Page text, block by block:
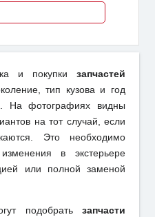
и покупки запчастей
тип кузова и год
На фотографиях видны
на тот случай, если
Это необходимо
в экстерьере
или полной заменой
подобрать запчасти